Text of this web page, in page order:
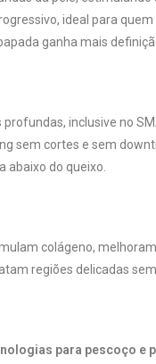
ideal para
ganha mais
inclusive no
sem cortes e sem
do queixo.
colágeno,
regiões delicadas
para pescoço e